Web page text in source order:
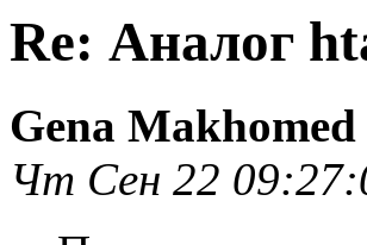
Re: Аналог
Gena Makhomed
Чт Сен 22